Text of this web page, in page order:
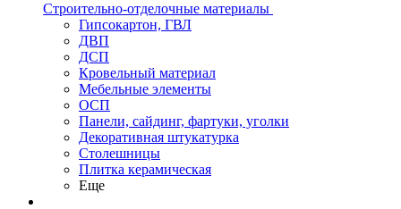
Строительно-отделочные материалы
Гипсокартон, ГВЛ
ДВП
ДСП
Кровельный материал
Мебельные элементы
ОСП
Панели, сайдинг, фартуки, уголки
Декоративная штукатурка
Столешницы
Плитка керамическая
Еще